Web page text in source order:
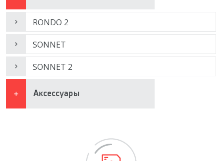
RONDO 2
SONNET
SONNET 2
Аксессуары